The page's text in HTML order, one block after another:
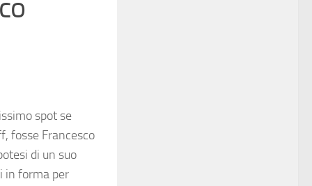
spot se
fosse Francesco
di un suo
in forma per